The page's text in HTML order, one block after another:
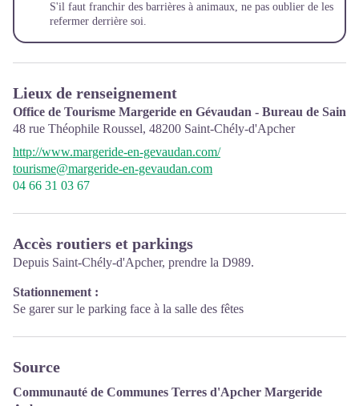
S'il faut franchir des barrières à animaux, ne pas oublier de les
refermer derrière soi.
Lieux de renseignement
Office de Tourisme Margeride en Gévaudan - Bureau de
48 rue Théophile Roussel, 48200 Saint-Chély-d'Apcher
http://www.margeride-en-gevaudan.com/
tourisme@margeride-en-gevaudan.com
04 66 31 03 67
Accès routiers et parkings
Depuis Saint-Chély-d'Apcher, prendre la D989.
Stationnement :
Se garer sur le parking face à la salle des fêtes
Source
Communauté de Communes Terres d'Apcher Margeride